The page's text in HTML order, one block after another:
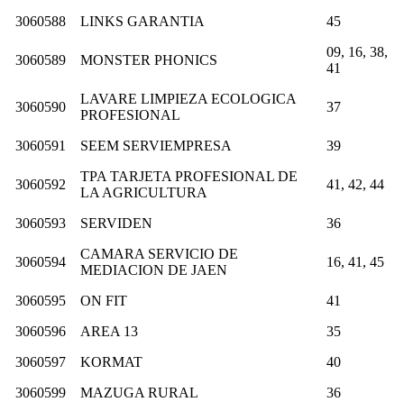
3060588 LINKS GARANTIA 45
3060589 MONSTER PHONICS
09, 16, 38,
41
3060590
LAVARE LIMPIEZA ECOLOGICA
PROFESIONAL
37
3060591 SEEM SERVIEMPRESA 39
3060592
TPA TARJETA PROFESIONAL DE
LA AGRICULTURA
41, 42, 44
3060593 SERVIDEN 36
3060594
CAMARA SERVICIO DE
MEDIACION DE JAEN
16, 41, 45
3060595 ON FIT
41
3060596
AREA 13
35
3060597
KORMAT
40
3060599
MAZUGA RURAL
36